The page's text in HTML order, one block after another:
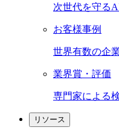
次世代を守る
お客様事例
世界有数の企
業界賞・評価
専門家による
リソース